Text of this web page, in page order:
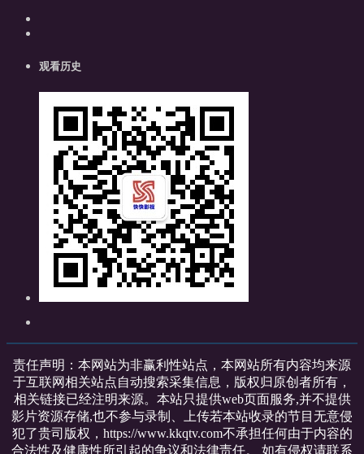
观看历史
责任声明：本网站为非赢利性站点，本网站所有内容均来源
于互联网相关站点自动搜索采集信息，版权归原创者所有，
相关链接已经注明来源。本站只提供web页面服务,并不提供
影片资源存储,也不参与录制、上传若本站收录的节目无意侵
犯了贵司版权，https://www.kkqtv.com不承担任何由于内容的
合法性及健康性所引起的争议和法律责任。 如有侵权请联系